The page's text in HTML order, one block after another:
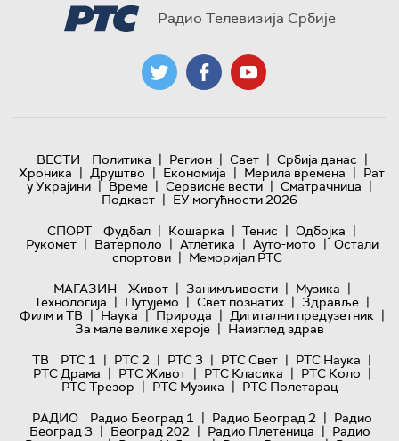
Радио Телевизија Србије
ВЕСТИ Политика | Регион | Свет | Србија данас |
Хроника | Друштво | Економија | Мерила времена | Рат
у Украјини | Време | Сервисне вести | Сматрачница |
Подкаст | ЕУ могућности 2026
СПОРТ
Фудбал | Кошарка | Тенис | Одбојка |
Рукомет | Ватерполо | Атлетика | Ауто-мото | Остали
спортови | Меморијал РТС
МАГАЗИН
Живот | Занимљивости | Музика |
Технологијa | Путујемо | Свет познатих | Здравље |
Филм и ТВ | Наука | Природа | Дигитални предузетник |
За мале велике хероје | Наизглед здрав
ТВ
РТС 1 | РТС 2 | РТС 3 | РТС Свет | РТС Наука |
РТС Драма | РТС Живот | РТС Класика | РТС Коло |
РТС Трезор | РТС Музика | РТС Полетарац
РАДИО
Радио Београд 1 | Радио Београд 2 | Радио
Београд 3 | Београд 202 | Радио Плетеница | Радио